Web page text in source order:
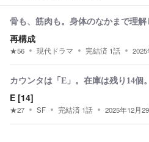
骨も、筋肉も。身体のなかまで理解
再構成
★56 現代ドラマ 完結済 1話
カウンタは「E」。在庫は残り14個
E [14]
★27 SF 完結済 1話 2025年12月